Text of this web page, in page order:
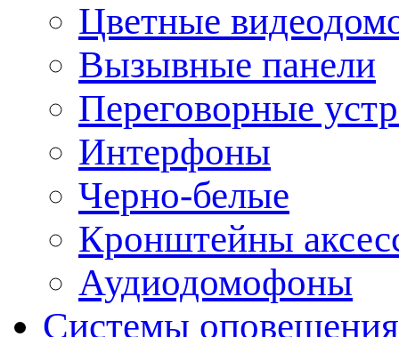
Цветные
Вызывные панели
Переговорные
Интерфоны
Черно-белые
Кронштейны
Аудиодомофоны
Системы оповещения